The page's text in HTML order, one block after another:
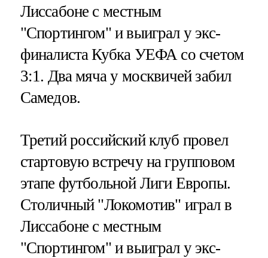
Лиссабоне с местным
"Спортингом" и выиграл у экс-
финалиста Кубка УЕФА со счетом
3:1. Два мяча у москвичей забил
Самедов.
Третий российский клуб провел
стартовую встречу на групповом
этапе футбольной Лиги Европы.
Столичный "Локомотив" играл в
Лиссабоне с местным
"Спортингом" и выиграл у экс-